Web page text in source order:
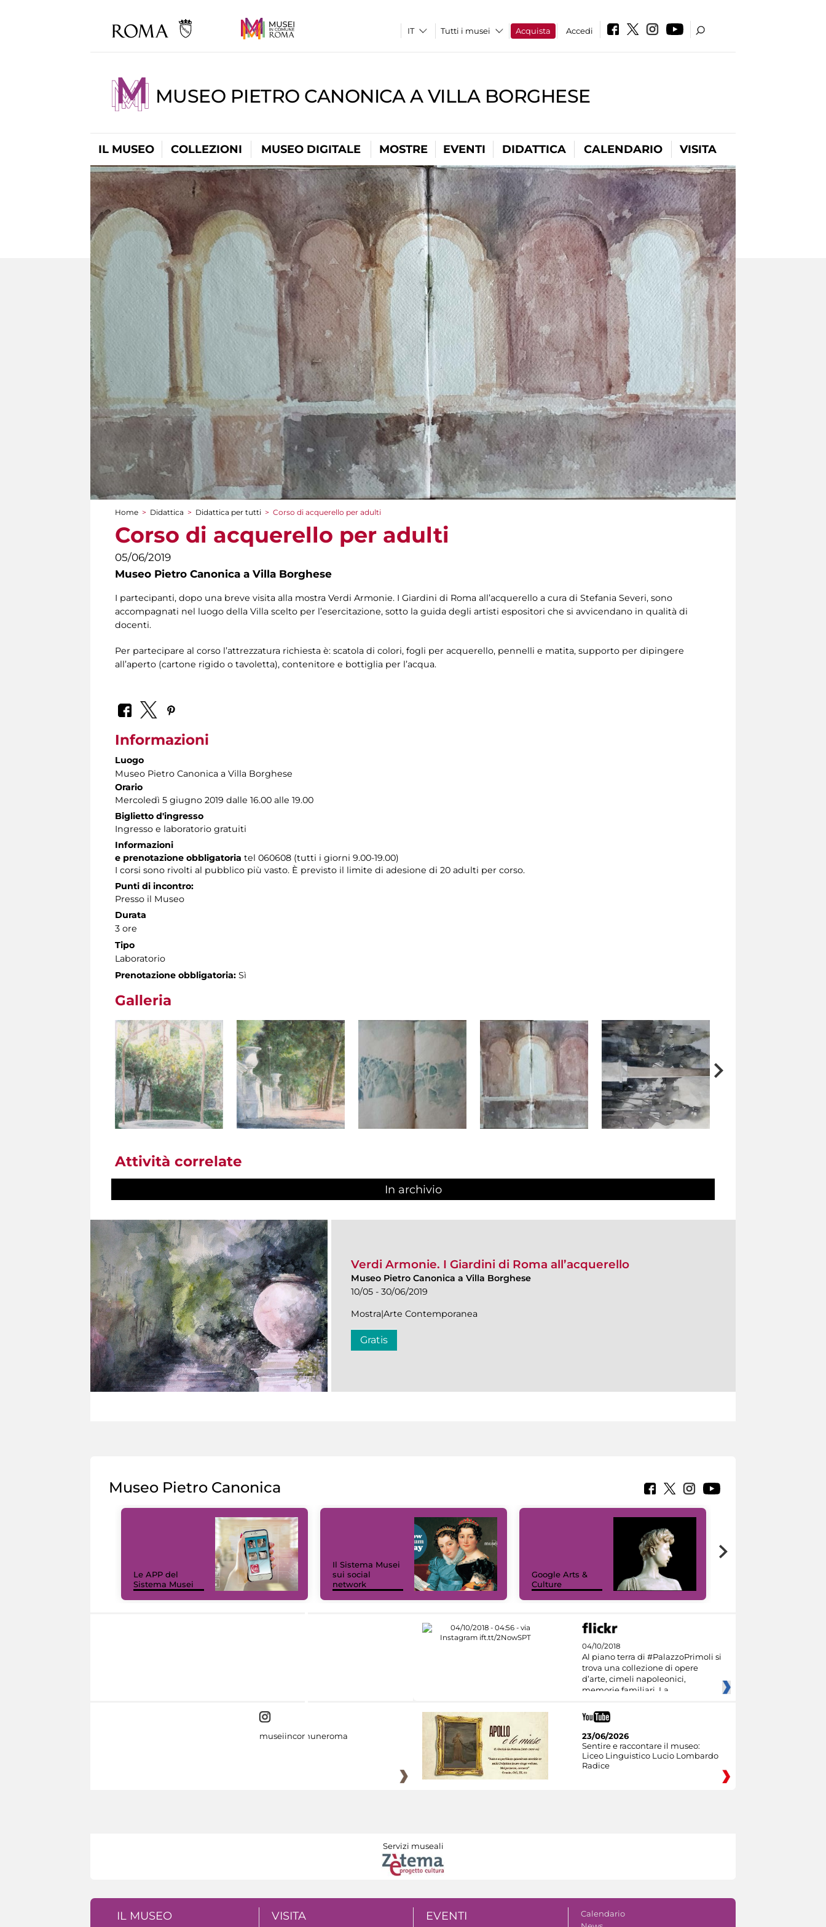
Tutti i musei Acquista Accedi
MUSEO PIETRO CANONICA A VILLA BORGHESE
IL MUSEO COLLEZIONI MUSEO DIGITALE MOSTRE EVENTI DIDATTICA CALENDARIO VISITA
Tu sei qui
Home > Didattica > Didattica per tutti > Corso di acquerello per adulti
Corso di acquerello per adulti
05/06/2019
Museo Pietro Canonica a Villa Borghese
I partecipanti, dopo una breve visita alla mostra Verdi Armonie. I Giardini di Roma all’acquerello a cura di Stefania Severi, sono
accompagnati nel luogo della Villa scelto per l’esercitazione, sotto la guida degli artisti espositori che si avvicendano in qualità di
docenti.
Per partecipare al corso l’attrezzatura richiesta è: scatola di colori, fogli per acquerello, pennelli e matita, supporto per dipingere
all’aperto (cartone rigido o tavoletta), contenitore e bottiglia per l’acqua.
Informazioni
Luogo
Museo Pietro Canonica a Villa Borghese
Orario
Mercoledì 5 giugno 2019 dalle 16.00 alle 19.00
Biglietto d'ingresso
Ingresso e laboratorio gratuiti
Informazioni
e prenotazione obbligatoria tel 060608 (tutti i giorni 9.00-19.00)
I corsi sono rivolti al pubblico più vasto. È previsto il limite di adesione di 20 adulti per corso.
Punti di incontro:
Presso il Museo
Durata
3 ore
Tipo
Laboratorio
Prenotazione obbligatoria: Sì
Galleria
Attività correlate
In archivio
Verdi Armonie. I Giardini di Roma all’acquerello
Museo Pietro Canonica a Villa Borghese
10/05 - 30/06/2019
Mostra|Arte Contemporanea
Gratis
Museo Pietro Canonica
Le APP del
Sistema Musei
Il Sistema Musei
sui social
network
Google Arts &
Culture
04/10/2018
Al piano terra di #PalazzoPrimoli si
trova una collezione di opere
d’arte, cimeli napoleonici,
memorie familiari. La
museiincomuneroma
23/06/2026
Sentire e raccontare il museo:
Liceo Linguistico Lucio Lombardo
Radice
Servizi museali
IL MUSEO VISITA EVENTI
Calendario